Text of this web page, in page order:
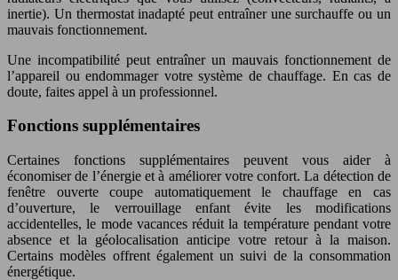
inertie). Un thermostat inadapté peut entraîner une surchauffe ou un
mauvais fonctionnement.
Une incompatibilité peut entraîner un mauvais fonctionnement de
l’appareil ou endommager votre système de chauffage. En cas de
doute, faites appel à un professionnel.
Fonctions supplémentaires
Certaines fonctions supplémentaires peuvent vous aider à
économiser de l’énergie et à améliorer votre confort. La détection de
fenêtre ouverte coupe automatiquement le chauffage en cas
d’ouverture, le verrouillage enfant évite les modifications
accidentelles, le mode vacances réduit la température pendant votre
absence et la géolocalisation anticipe votre retour à la maison.
Certains modèles offrent également un suivi de la consommation
énergétique.